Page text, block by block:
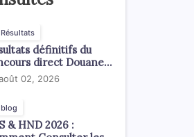
Résultats
définitifs du
direct Douanes
02, 2026
blog
& HND 2026 :